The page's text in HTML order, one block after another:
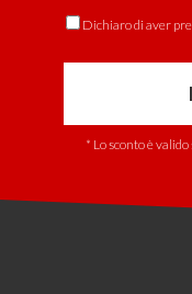
Dichiaro di aver
* Lo sconto è